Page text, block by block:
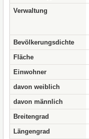
Verwaltung
Bevölkerungsdichte
Fläche
Einwohner
davon weiblich
davon männlich
Breitengrad
Längengrad